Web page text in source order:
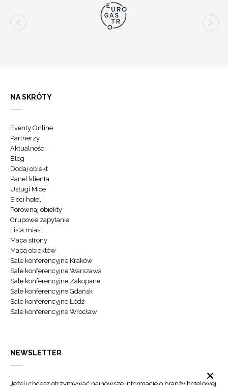
NA SKRÓTY
Eventy Online
Partnerzy
Aktualności
Blog
Dodaj obiekt
Panel klienta
Usługi Mice
Sieci hoteli
Porównaj obiekty
Grupowe zapytanie
Lista miast
Mapa strony
Mapa obiektów
Sale konferencyjne Kraków
Sale konferencyjne Warszawa
Sale konferencyjne Zakopane
Sale konferencyjne Gdańsk
Sale konferencyjne Łódź
Sale konferencyjne Wrocław
NEWSLETTER
Jeżeli chcesz otrzymywać najnowsze informacje o branży hotelowej